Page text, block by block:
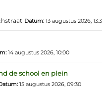
Datum: 13 augustus 2026,
14 augustus 2026, 10:00
de school en plein
15 augustus 2026, 09:30